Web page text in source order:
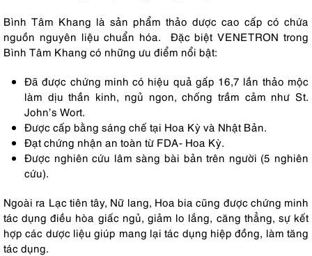
Bình Tâm Khang là sản phẩm thảo dược cao cấp có chứa
nguồn nguyên liệu chuẩn hóa. Đặc biệt VENETRON trong
Bình Tâm Khang có những ưu điểm nổi bật:
Đã được chứng minh có hiệu quả gấp 16,7 lần thảo mộc
làm dịu thần kinh, ngủ ngon, chống trầm cảm như St.
John’s Wort.
Được cấp bằng sáng chế tại Hoa Kỳ và Nhật Bản.
Đạt chứng nhận an toàn từ FDA- Hoa Kỳ.
Được nghiên cứu lâm sàng bài bản trên người (5 nghiên
cứu).
Ngoài ra Lạc tiên tây, Nữ lang, Hoa bia cũng được chứng minh
tác dụng điều hòa giấc ngủ, giảm lo lắng, căng thẳng, sự kết
hợp các dược liệu giúp mang lại tác dụng hiệp đồng, làm tăng
tác dụng.